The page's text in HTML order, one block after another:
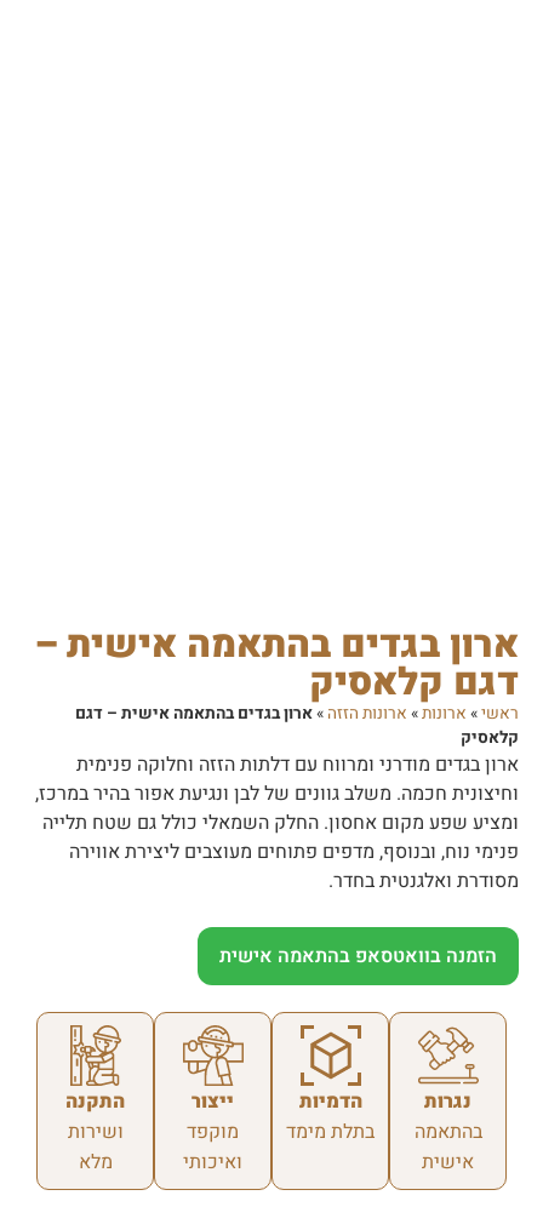
ארון בגדים בהתאמה אישית –
דגם קלאסיק
ראשי» ארונות» ארונות הזזה »ארון בגדים בהתאמה אישית – דגם
קלאסיק
ארון בגדים מודרני ומרווח עם דלתות הזזה וחלוקה פנימית
וחיצונית חכמה. משלב גוונים של לבן ונגיעת אפור בהיר במרכז,
ומציע שפע מקום אחסון. החלק השמאלי כולל גם שטח תלייה
פנימי נוח, ובנוסף, מדפים פתוחים מעוצבים ליצירת אווירה
מסודרת ואלגנטית בחדר.
הזמנה בוואטסאפ בהתאמה אישית
נגרות
בהתאמה
אישית
הדמיות
בתלת מימד
ייצור
מוקפד
ואיכותי
התקנה
ושירות
מלא